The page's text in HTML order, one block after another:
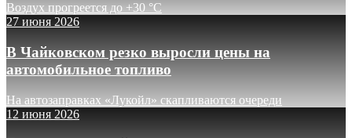
Воздух прогреется до +30 °C
27 июня 2026
В Чайковском резко выросли цены на
автомобильное топливо
На автозаправках «Лукойл» скапливаются очереди
12 июня 2026